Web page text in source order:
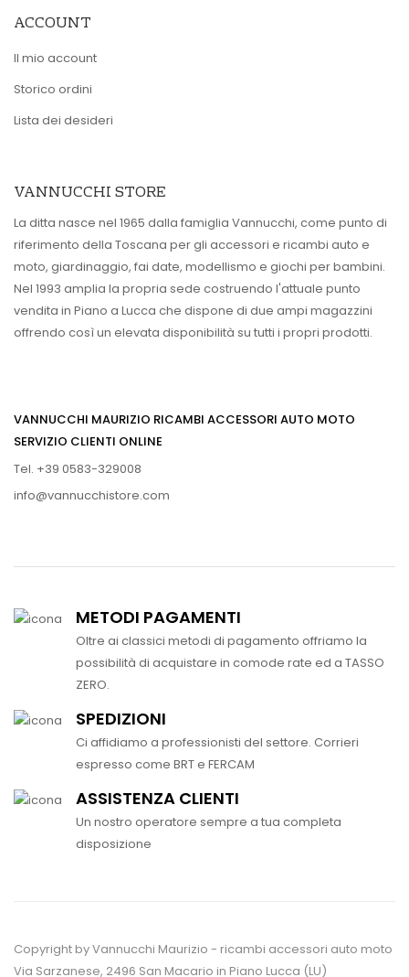
ACCOUNT
Il mio account
Storico ordini
Lista dei desideri
VANNUCCHI STORE
La ditta nasce nel 1965 dalla famiglia Vannucchi, come punto di
riferimento della Toscana per gli accessori e ricambi auto e
moto, giardinaggio, fai date, modellismo e giochi per bambini.
Nel 1993 amplia la propria sede costruendo l'attuale punto
vendita in Piano a Lucca che dispone di due ampi magazzini
offrendo così un elevata disponibilità su tutti i propri prodotti.
VANNUCCHI MAURIZIO RICAMBI ACCESSORI AUTO MOTO
SERVIZIO CLIENTI ONLINE
Tel. +39 0583-329008
info@vannucchistore.com
METODI PAGAMENTI
Oltre ai classici metodi di pagamento offriamo la
possibilità di acquistare in comode rate ed a TASSO
ZERO.
SPEDIZIONI
Ci affidiamo a professionisti del settore. Corrieri
espresso come BRT e FERCAM
ASSISTENZA CLIENTI
Un nostro operatore sempre a tua completa
disposizione
Copyright by Vannucchi Maurizio - ricambi accessori auto moto
Via Sarzanese, 2496 San Macario in Piano Lucca (LU)